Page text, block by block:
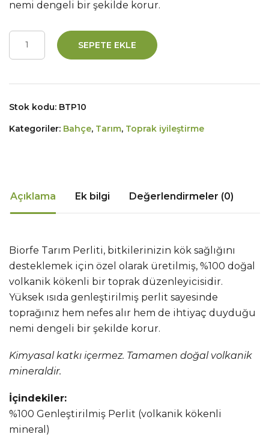
nemi dengeli bir şekilde korur.
SEPETE EKLE
Stok kodu: BTP10
Kategoriler: Bahçe, Tarım, Toprak iyileştirme
Açıklama Ek bilgi Değerlendirmeler (0)
Biorfe Tarım Perliti, bitkilerinizin kök sağlığını
desteklemek için özel olarak üretilmiş, %100 doğal
volkanik kökenli bir toprak düzenleyicisidir.
Yüksek ısıda genleştirilmiş perlit sayesinde
toprağınız hem nefes alır hem de ihtiyaç duyduğu
nemi dengeli bir şekilde korur.
Kimyasal katkı içermez. Tamamen doğal volkanik
mineraldir.
İçindekiler:
%100 Genleştirilmiş Perlit (volkanik kökenli
mineral)